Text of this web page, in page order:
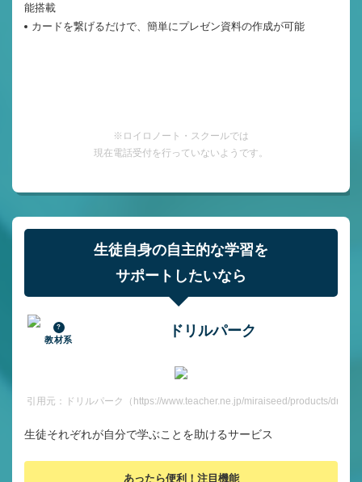
能搭載
カードを繋げるだけで、簡単にプレゼン資料の作成が可能
※ロイロノート・スクールでは
現在電話受付を行っていないようです。
生徒自身の自主的な学習を
サポートしたいなら
教材系
ドリルパーク
引用元：ドリルパーク（https://www.teacher.ne.jp/miraiseed/products/drill/）
生徒それぞれが自分で学ぶことを助けるサービス
あったら便利！注目機能